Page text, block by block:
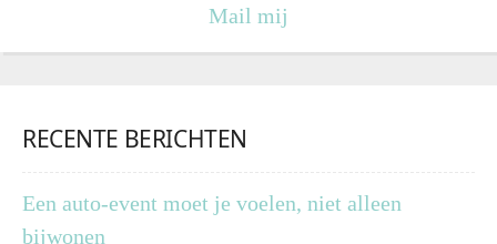
Mail mij
RECENTE BERICHTEN
Een auto-event moet je voelen, niet alleen
bijwonen